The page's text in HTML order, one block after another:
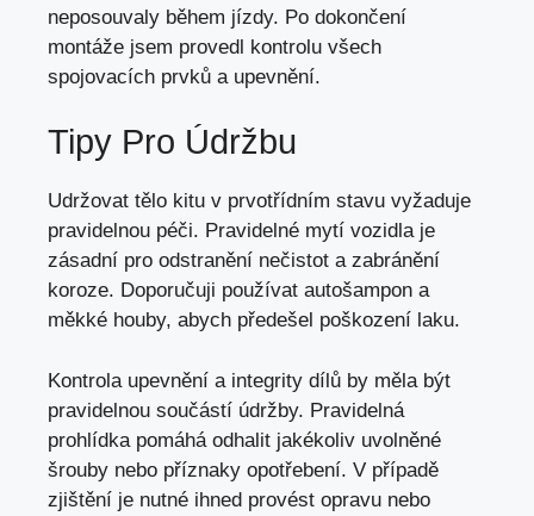
neposouvaly během jízdy. Po dokončení
montáže jsem provedl kontrolu všech
spojovacích prvků a upevnění.
Tipy Pro Údržbu
Udržovat tělo kitu v prvotřídním stavu vyžaduje
pravidelnou péči. Pravidelné mytí vozidla je
zásadní pro odstranění nečistot a zabránění
koroze. Doporučuji používat autošampon a
měkké houby, abych předešel poškození laku.
Kontrola upevnění a integrity dílů by měla být
pravidelnou součástí údržby. Pravidelná
prohlídka pomáhá odhalit jakékoliv uvolněné
šrouby nebo příznaky opotřebení. V případě
zjištění je nutné ihned provést opravu nebo